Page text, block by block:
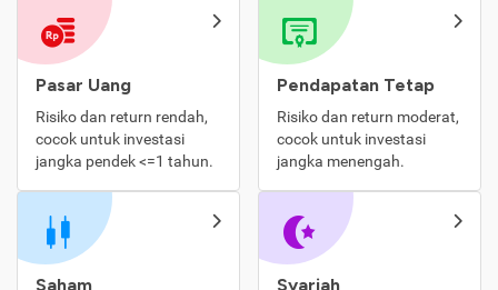
Pasar Uang
Risiko dan return rendah,
cocok untuk investasi
jangka pendek <=1 tahun.
Pendapatan Tetap
Risiko dan return moderat,
cocok untuk investasi
jangka menengah.
Saham Syariah